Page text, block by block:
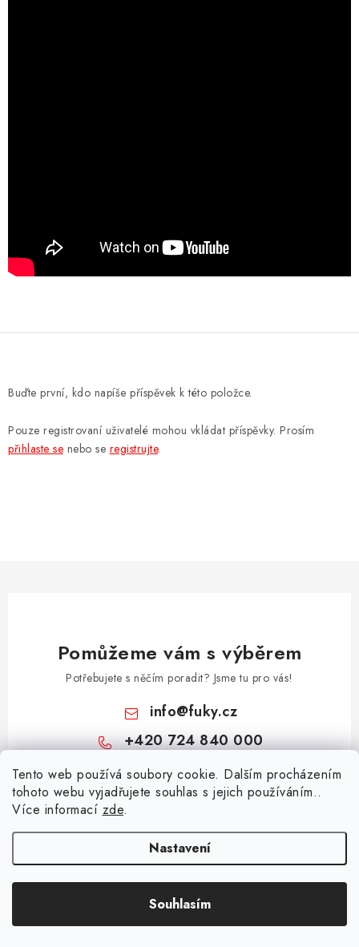
Tento web používá soubory cookie. Dalším procházením
tohoto webu vyjadřujete souhlas s jejich používáním..
Více informací zde.
Nastavení
Souhlasím
Buďte první, kdo napíše příspěvek k této položce.
Pouze registrovaní uživatelé mohou vkládat příspěvky. Prosím
přihlaste se nebo se registrujte.
Pomůžeme vám s výběrem
Potřebujete s něčím poradit? Jsme tu pro vás!
info@fuky.cz
+420 724 840 000
Informace pro vás
Přijímáme online platby
Fuky.cz. Všechna práva vyhrazena.